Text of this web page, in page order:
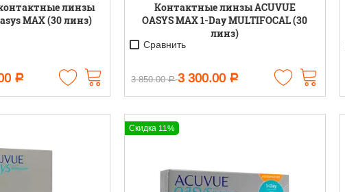
линзы
MAX (30 линз)
Р
Контактные линзы ACUVUE
OASYS MAX 1-Day MULTIFOCAL (30
линз)
Сравнить
3 850.00 Р 3 300.00 Р
Скидка 11%